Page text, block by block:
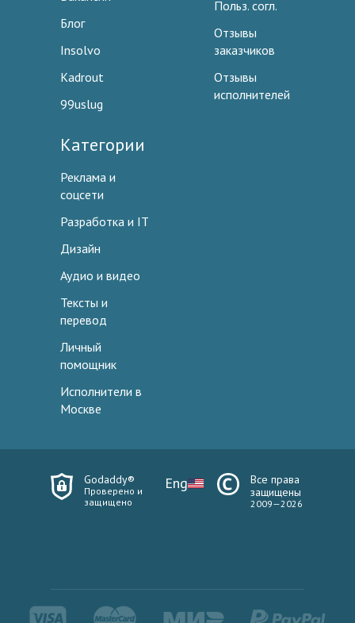
Блог
Insolvo
Kadrout
99uslug
Польз. согл.
Отзывы
заказчиков
Отзывы
исполнителей
Категории
Реклама и
соцсети
Разработка и IT
Дизайн
Аудио и видео
Тексты и
перевод
Личный
помощник
Исполнители в
Москве
Godaddy®
Проверено и
защищено
Eng
Все права
защищены
2009—2026